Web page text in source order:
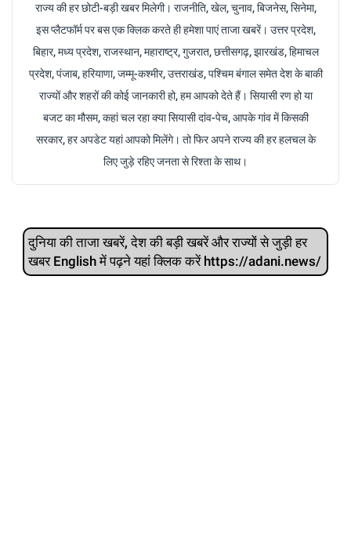
राज्य की हर छोटी-बड़ी खबर मिलेगी। राजनीति, खेल, चुनाव, बिजनेस, सिनेमा,
इस प्लैटफॉर्म पर बस एक क्लिक करते ही हमेशा पाएं ताजा खबरें। उत्तर प्रदेश,
बिहार, मध्य प्रदेश, राजस्थान, महाराष्ट्र, गुजरात, छत्तीसगढ़, झारखंड, हिमाचल
प्रदेश, पंजाब, हरियाणा, जम्मू-कश्मीर, उत्तराखंड, पश्चिम बंगाल समेत देश के बाकी
राज्यों और शहरों की कोई जानकारी हो, हम आपको देते हैं। सियासी रण हो या
बजट का मौसम, कहां चल रहा क्या सियासी दांव-पेच, आपके गांव में किसकी
सरकार, हर अपडेट यहां आपको मिलेंगे। तो फिर अपने राज्य की हर हलचल के
लिए जुड़े रहिए जनता से रिश्ता के साथ।
दुनिया की ताजा खबरें, देश की बड़ी खबरें और राज्‍यों से जुड़ी हर
खबर English में पढ़ने यहां क्लिक करें https://adani.news/